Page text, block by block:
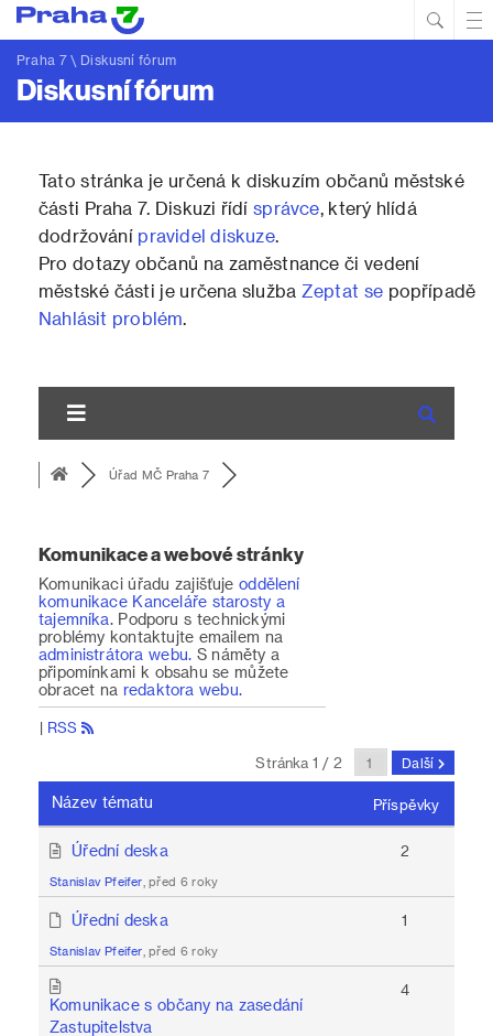
Praha 7\ Diskusní fórum
Diskusní fórum
Tato stránka je určená k diskuzím občanů městské
části Praha 7. Diskuzi řídísprávce, který hlídá
dodržování pravidel diskuze.
Pro dotazy občanů na zaměstnance či vedení
městské části je určena služba Zeptat sepopřípadě
Nahlásit problém.
Úřad MČ Praha 7
Komunikace a webové stránky
Komunikaci úřadu zajišťujeoddělení
komunikace Kanceláře starosty a
tajemníka. Podporu s technickými
problémy kontaktujte emailem na
administrátora webu. S náměty a
připomínkami k obsahu se můžete
obracet na redaktora webu.
| RSS
Stránka 1 / 2 Další
Název tématu Příspěvky
Úřední deska
Stanislav Pfeifer , před 6 roky
2
Úřední deska
Stanislav Pfeifer , před 6 roky
1
Komunikace s občany na zasedání
Zastupitelstva
4